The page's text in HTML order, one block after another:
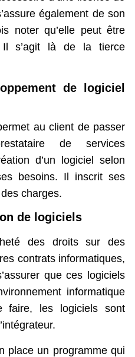
également de son
noter qu’elle peut être
s’agit là de la tierce
de logiciel
au client de passer
de services
d’un logiciel selon
besoins. Il inscrit ses
charges.
de logiciels
des droits sur des
contrats informatiques,
que ces logiciels
informatique
faire, les logiciels sont
place un programme qui